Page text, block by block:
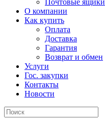
Почтовые ящики
О компании
Как купить
Оплата
Доставка
Гарантия
Возврат и обмен
Услуги
Гос. закупки
Контакты
Новости